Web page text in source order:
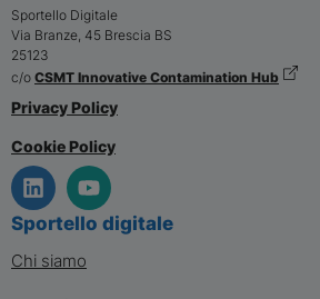
Sportello Digitale
Via Branze, 45 Brescia BS
25123
c/o CSMT Innovative Contamination Hub
Privacy Policy
Cookie Policy
Sportello digitale
Chi siamo